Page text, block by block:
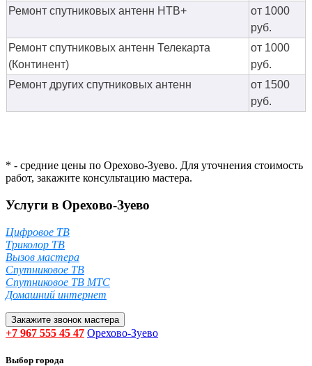
Ремонт спутниковых антенн НТВ+
от 1000
руб.
Ремонт спутниковых антенн Телекарта
(Континент)
от 1000
руб.
Ремонт других спутниковых антенн
от 1500
руб.
* - средние цены по Орехово-Зуево. Для уточнения стоимость
работ, закажите консультацию мастера.
Услуги в Орехово-Зуево
Цифровое ТВ
Триколор ТВ
Вызов мастера
Спутниковое ТВ
Спутниковое ТВ МТС
Домашний интернет
Закажите звонок мастера
+7 967 555 45 47 Орехово-Зуево
Выбор города